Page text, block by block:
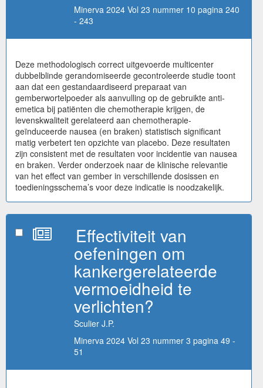
Minerva 2024 Vol 23 nummer 10 pagina 240
- 243
Deze methodologisch correct uitgevoerde multicenter
dubbelblinde gerandomiseerde gecontroleerde studie toont
aan dat een gestandaardiseerd preparaat van
gemberwortelpoeder als aanvulling op de gebruikte anti-
emetica bij patiënten die chemotherapie krijgen, de
levenskwaliteit gerelateerd aan chemotherapie-
geïnduceerde nausea (en braken) statistisch significant
matig verbetert ten opzichte van placebo. Deze resultaten
zijn consistent met de resultaten voor incidentie van nausea
en braken. Verder onderzoek naar de klinische relevantie
van het effect van gember in verschillende dosissen en
toedieningsschema’s voor deze indicatie is noodzakelijk.
Effectiviteit van
oefeningen om
kankergerelateerde
vermoeidheid te
verlichten?
Sculier J.P.
Minerva 2024 Vol 23 nummer 3 pagina 49 -
51